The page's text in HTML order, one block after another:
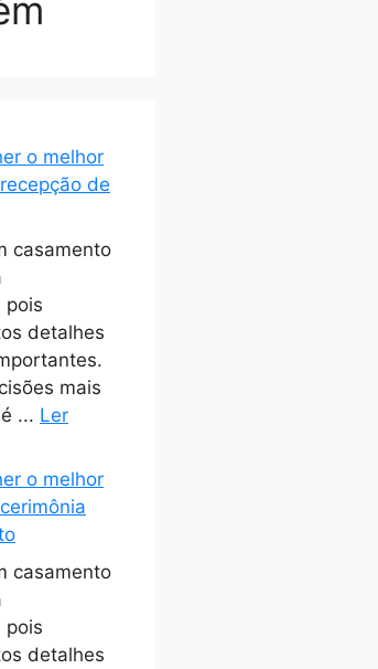
o melhor
de
casamento
pois
detalhes
mais
... Ler
o melhor
casamento
pois
detalhes